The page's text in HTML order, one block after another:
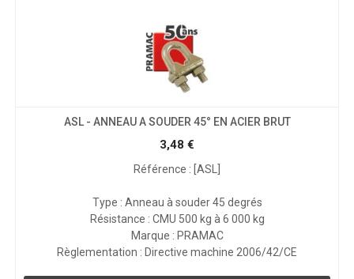
ASL - ANNEAU A SOUDER 45° EN ACIER BRUT
3,48 €
Référence : [ASL]
Type : Anneau à souder 45 degrés
Résistance : CMU 500 kg à 6 000 kg
Marque : PRAMAC
Règlementation : Directive machine 2006/42/CE